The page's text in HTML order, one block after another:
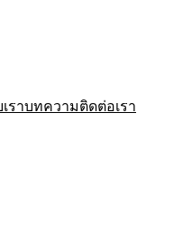
ราบทความติดต่อเรา